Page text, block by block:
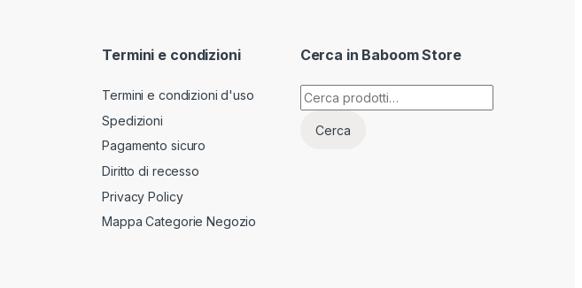
Termini e condizioni
Termini e condizioni d'uso
Spedizioni
Pagamento sicuro
Diritto di recesso
Privacy Policy
Mappa Categorie Negozio
Cerca in Baboom Store
Cerca:
Cerca